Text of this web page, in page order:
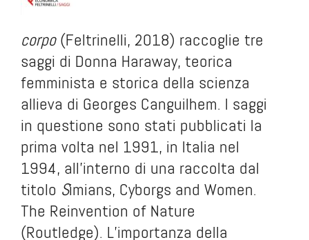
corpo(Feltrinelli, 2018) raccoglie tre
saggi di Donna Haraway, teorica
femminista e storica della scienza
allieva di Georges Canguilhem. I saggi
in questione sono stati pubblicati la
prima volta nel 1991, in Italia nel
1994, all’interno di una raccolta dal
titolo Simians, Cyborgs and Women.
The Reinvention of Nature
(Routledge). L’importanza della